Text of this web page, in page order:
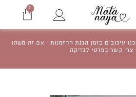
0
עיכובים בזמן הכנת ההזמנות - אם זה משהו
צרו קשר בפרטי לבדיקה